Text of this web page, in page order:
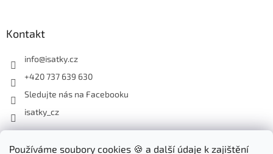
Používáme soubory cookies 🍪 a další údaje k zajištění
Kontakt
info@isatky.cz
+420 737 639 630
Sledujte nás na Facebooku
isatky_cz
Odebírat newsletter